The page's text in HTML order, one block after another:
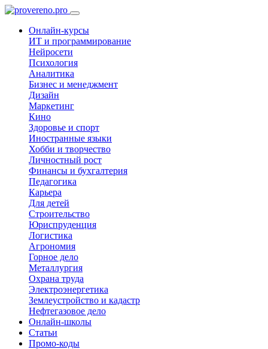
Онлайн-курсы
ИТ и программирование
Нейросети
Психология
Аналитика
Бизнес и менеджмент
Дизайн
Маркетинг
Кино
Здоровье и спорт
Иностранные языки
Хобби и творчество
Личностный рост
Финансы и бухгалтерия
Педагогика
Карьера
Для детей
Строительство
Юриспруденция
Логистика
Агрономия
Горное дело
Металлургия
Охрана труда
Электроэнергетика
Землеустройство и кадастр
Нефтегазовое дело
Онлайн-школы
Статьи
Промо-коды